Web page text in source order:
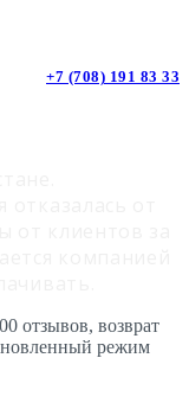
+7 (708) 191 83 33
отзывов, возврат
режим